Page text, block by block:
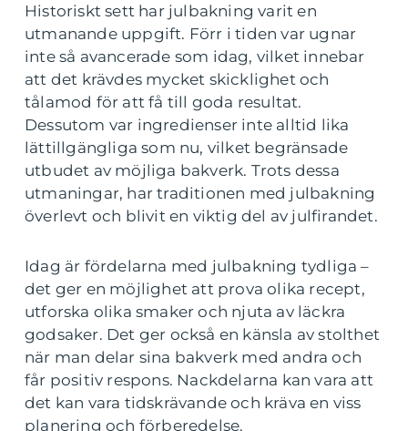
Historiskt sett har julbakning varit en
utmanande uppgift. Förr i tiden var ugnar
inte så avancerade som idag, vilket innebar
att det krävdes mycket skicklighet och
tålamod för att få till goda resultat.
Dessutom var ingredienser inte alltid lika
lättillgängliga som nu, vilket begränsade
utbudet av möjliga bakverk. Trots dessa
utmaningar, har traditionen med julbakning
överlevt och blivit en viktig del av julfirandet.
Idag är fördelarna med julbakning tydliga –
det ger en möjlighet att prova olika recept,
utforska olika smaker och njuta av läckra
godsaker. Det ger också en känsla av stolthet
när man delar sina bakverk med andra och
får positiv respons. Nackdelarna kan vara att
det kan vara tidskrävande och kräva en viss
planering och förberedelse.